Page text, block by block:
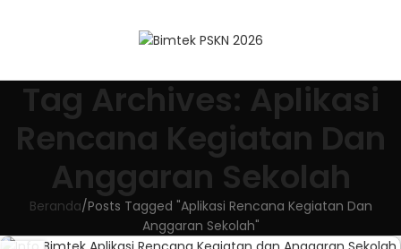
Tag Archives: Aplikasi
Rencana Kegiatan Dan
Anggaran Sekolah
Beranda Posts Tagged "Aplikasi Rencana Kegiatan Dan
Anggaran Sekolah"